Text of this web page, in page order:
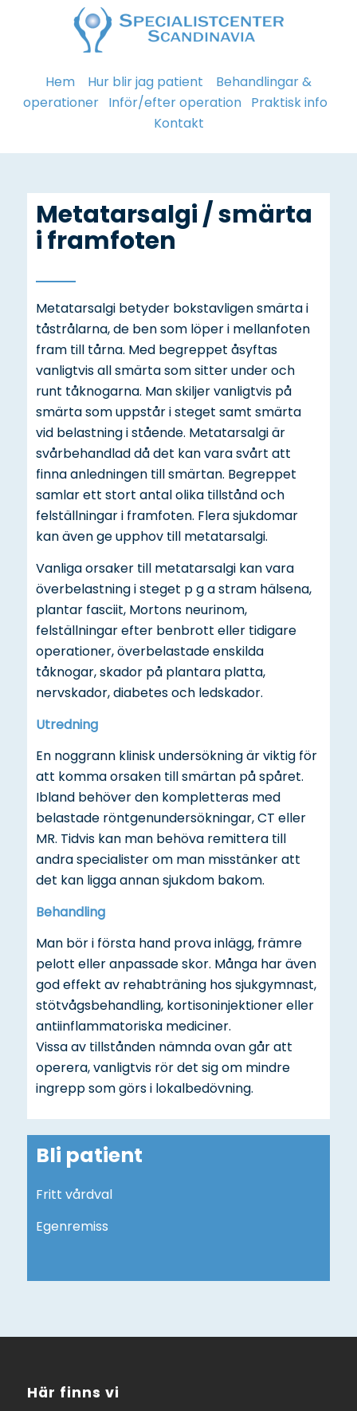
Hem Hur blir jag patient
Behandlingar &
operationer Inför/efter operation Praktisk info
Kontakt
Metatarsalgi / smärta
i framfoten
Metatarsalgi betyder bokstavligen smärta i
tåstrålarna, de ben som löper i mellanfoten
fram till tårna. Med begreppet åsyftas
vanligtvis all smärta som sitter under och
runt tåknogarna. Man skiljer vanligtvis på
smärta som uppstår i steget samt smärta
vid belastning i stående. Metatarsalgi är
svårbehandlad då det kan vara svårt att
finna anledningen till smärtan. Begreppet
samlar ett stort antal olika tillstånd och
felställningar i framfoten. Flera sjukdomar
kan även ge upphov till metatarsalgi.
Vanliga orsaker till metatarsalgi kan vara
överbelastning i steget p g a stram hälsena,
plantar fasciit, Mortons neurinom,
felställningar efter benbrott eller tidigare
operationer, överbelastade enskilda
tåknogar, skador på plantara platta,
nervskador, diabetes och ledskador.
Utredning
En noggrann klinisk undersökning är viktig för
att komma orsaken till smärtan på spåret.
Ibland behöver den kompletteras med
belastade röntgenundersökningar, CT eller
MR. Tidvis kan man behöva remittera till
andra specialister om man misstänker att
det kan ligga annan sjukdom bakom.
Behandling
Man bör i första hand prova inlägg, främre
pelott eller anpassade skor. Många har även
god effekt av rehabträning hos sjukgymnast,
stötvågsbehandling, kortisoninjektioner eller
antiinflammatoriska mediciner.
Vissa av tillstånden nämnda ovan går att
operera, vanligtvis rör det sig om mindre
ingrepp som görs i lokalbedövning.
Bli patient
Fritt vårdval
Egenremiss
Här finns vi